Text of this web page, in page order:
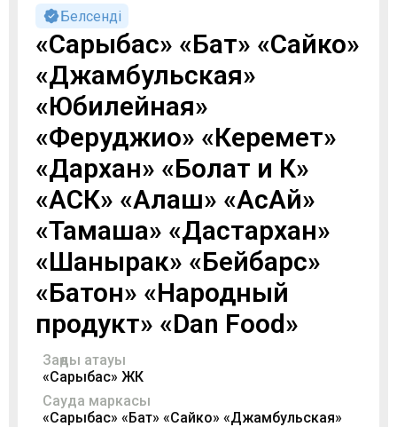
Белсенді
«Сарыбас» «Бат» «Сайко»
«Джамбульская»
«Юбилейная»
«Феруджио» «Керемет»
«Дархан» «Болат и К»
«АСК» «Алаш» «АсАй»
«Тамаша» «Дастархан»
«Шанырак» «Бейбарс»
«Батон» «Народный
продукт» «Dan Food»
Заңды атауы
«Сарыбас» ЖК
Сауда маркасы
«Сарыбас» «Бат» «Сайко» «Джамбульская»